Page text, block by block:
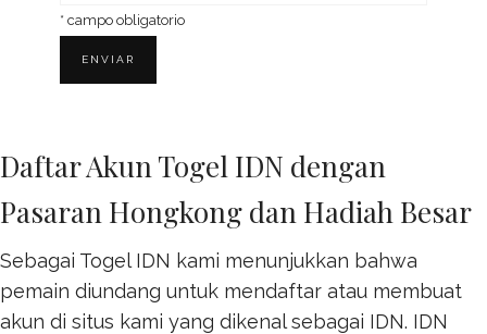
* campo obligatorio
Daftar Akun Togel IDN dengan
Pasaran Hongkong dan Hadiah Besar
Sebagai Togel IDN kami menunjukkan bahwa
pemain diundang untuk mendaftar atau membuat
akun di situs kami yang dikenal sebagai IDN. IDN